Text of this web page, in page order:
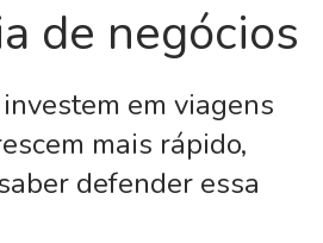
de negócios
em viagens
mais rápido,
defender essa